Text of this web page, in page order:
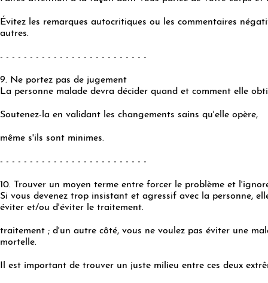
Évitez les remarques autocritiques ou les commentaires
autres.
- - - - - - - - - - - - - - - - - - - - - - - - -
9. Ne portez pas de jugement
La personne malade devra décider quand et comment elle
Soutenez-la en validant les changements sains qu'elle opère,
même s'ils sont minimes.
- - - - - - - - - - - - - - - - - - - - - - - - -
10. Trouver un moyen terme entre forcer le problème et
Si vous devenez trop insistant et agressif avec la personne,
éviter et/ou d'éviter le traitement.
traitement ; d'un autre côté, vous ne voulez pas éviter une
mortelle.
Il est important de trouver un juste milieu entre ces deux